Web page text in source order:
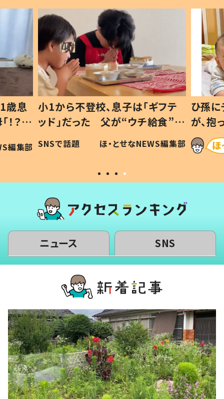
フテ
食”を
編集部
ひ孫にデレデレな80歳じいじ
が、抱っこすると…ひ孫の反応に
「涙が出ました」「可愛くて仕方な
い」
ほ・とせなNEWS編集部
ニュース SNS